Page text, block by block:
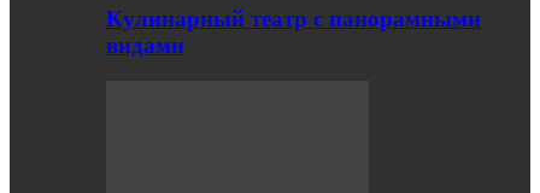
Кулинарный театр с панорамными
видами